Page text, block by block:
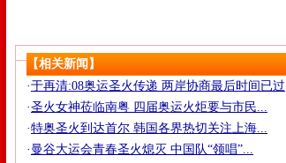
【相关新闻】
·于再清:08奥运圣火传递 两岸协商最后时间已过
·圣火女神莅临南粤 四届奥运火炬要与市民...
·特奥圣火到达首尔 韩国各界热切关注上海...
· 曼谷大运会青春圣火熄灭 中国队“领唱”...